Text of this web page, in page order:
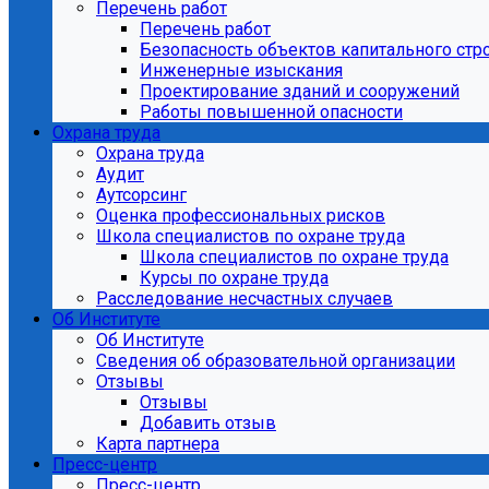
Перечень работ
Перечень работ
Безопасность объектов капитального
Инженерные изыскания
Проектирование зданий и сооружений
Работы повышенной опасности
Охрана труда
Охрана труда
Аудит
Аутсорсинг
Оценка профессиональных рисков
Школа специалистов по охране труда
Школа специалистов по охране труда
Курсы по охране труда
Расследование несчастных случаев
Об Институте
Об Институте
Сведения об образовательной организации
Отзывы
Отзывы
Добавить отзыв
Карта партнера
Пресс-центр